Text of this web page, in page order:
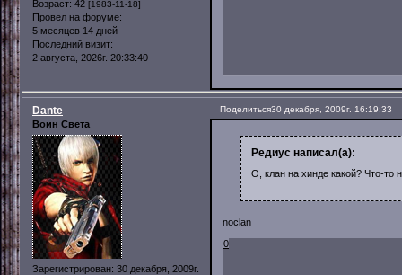
Возраст: 42 [1983-11-18]
Провел на форуме:
5 месяцев 14 дней
Последний визит:
2 августа, 2026г. 20:33:40
Поделиться30 декабря, 2009г. 16:19:33
Dante
Воин Света
Зарегистрирован: 30 декабря, 2009г.
Редиус написал(а):
О, клан на хинде какой? Что-то
noclan
0